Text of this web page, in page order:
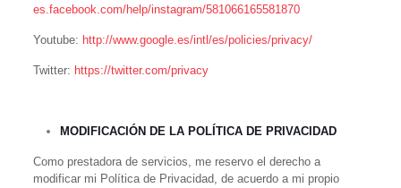
es.facebook.com/help/instagram/581066165581870
Youtube: http://www.google.es/intl/es/policies/privacy/
Twitter: https://twitter.com/privacy
MODIFICACIÓN DE LA POLÍTICA DE PRIVACIDAD
Como prestadora de servicios, me reservo el derecho a
modificar mi Política de Privacidad, de acuerdo a mi propio